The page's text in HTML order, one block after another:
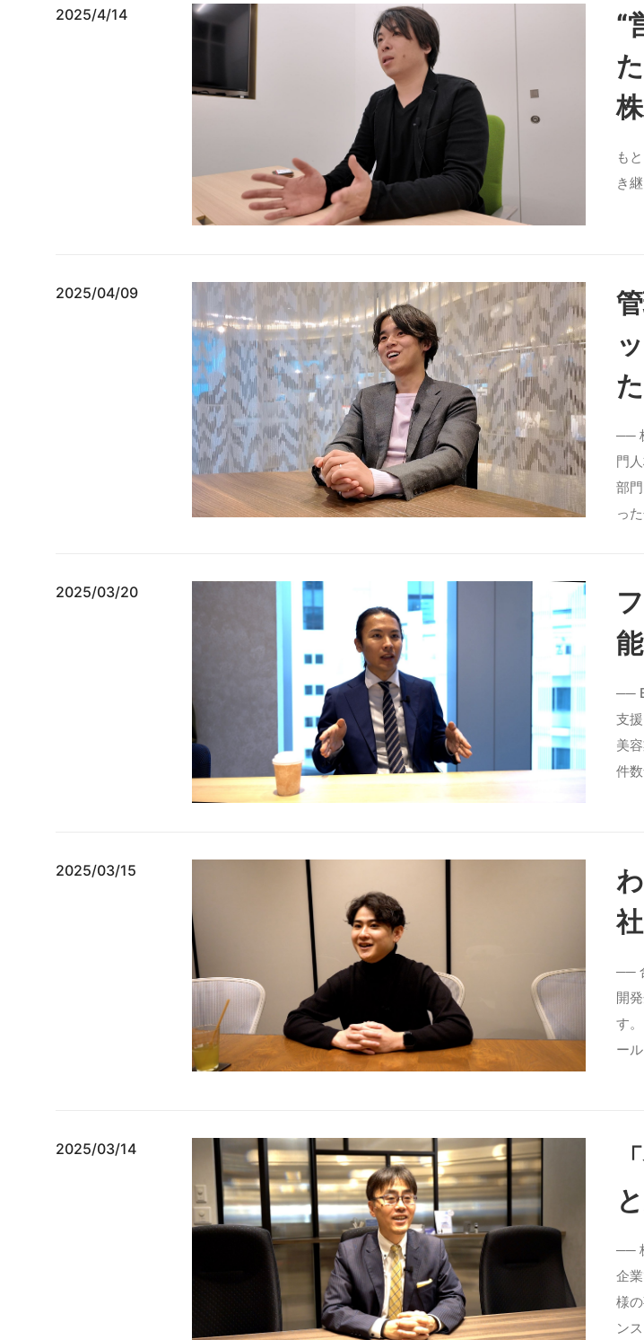
2025/4/14
“
も
き
2025/04/09
──
門
部
っ
2025/03/20
──
支
美
件
2025/03/15
──
開
す
ー
2025/03/14
──
企
様
ン